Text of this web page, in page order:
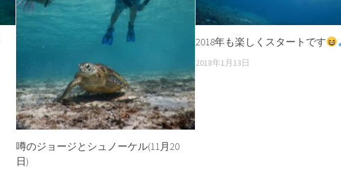
噂のジョージとシュノーケル(11月20
日)
2018年も楽しくスタートです
2018年1月13日